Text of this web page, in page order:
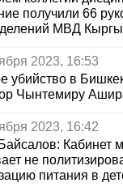
получили 66
МВД
2023, 16:53
убийство в
Чынтемиру
2023, 16:42
Кабинет
не
питания в